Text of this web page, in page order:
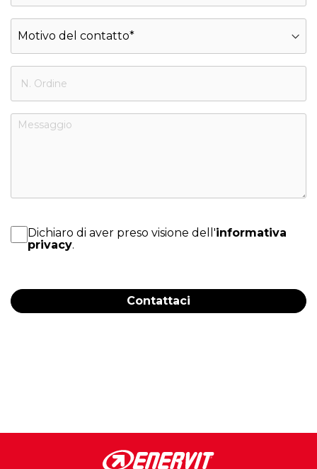
Dichiaro di aver preso visione dell'informativa
privacy.
Contattaci